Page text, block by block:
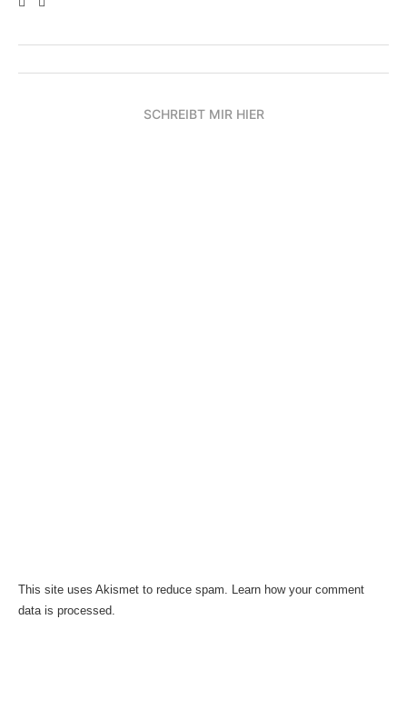
SCHREIBT MIR HIER
This site uses Akismet to reduce spam. Learn how your comment
data is processed.